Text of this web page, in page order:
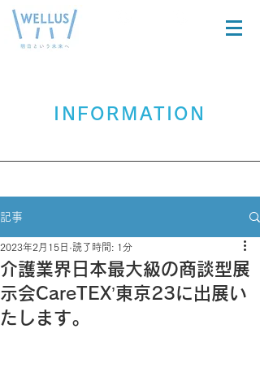
INFORMATION
記事
介護業界日本最大級の商談型展
示会CareTEX’東京23に出展い
たします。
2023年2月15日 読了時間: 1分